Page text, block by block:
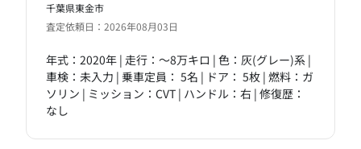
千葉県東金市
査定依頼日：2026年08月03日
年式：2020年 | 走行：～8万キロ | 色：灰(グレー)系 |
車検：未入力 | 乗車定員： 5名 | ドア： 5枚 | 燃料：ガ
ソリン | ミッション：CVT | ハンドル：右 | 修復歴：
なし